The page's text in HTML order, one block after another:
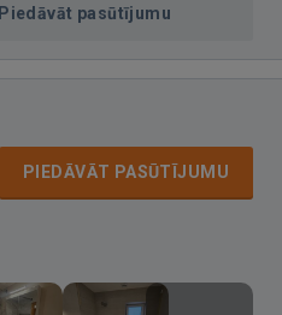
Piedāvāt pasūtījumu
PIEDĀVĀT PASŪTĪJUMU